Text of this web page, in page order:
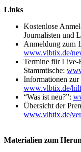
Links
Kostenlose
Journalisten und
Anmeldung zum
www.vlbtix.de/
Termine für Live-
Stammtische:
Informationen zur
www.vlbtix.de/
“Was ist neu?”:
Übersicht der
www.vlbtix.de/
Materialien zum